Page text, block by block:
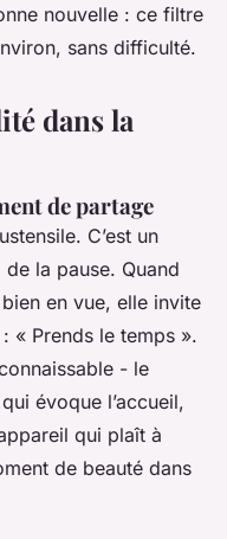
nouvelle : ce filtre
sans difficulté.
dans la
de partage
C’est un
la pause. Quand
en vue, elle invite
« Prends le temps ».
- le
évoque l’accueil,
qui plaît à
de beauté dans